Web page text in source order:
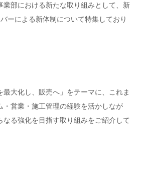
業部における新たな取り組みとして、新
ーによる新体制について特集しており
最大化し、販売へ」をテーマに、これま
・営業・施工管理の経験を活かしなが
なる強化を目指す取り組みをご紹介して